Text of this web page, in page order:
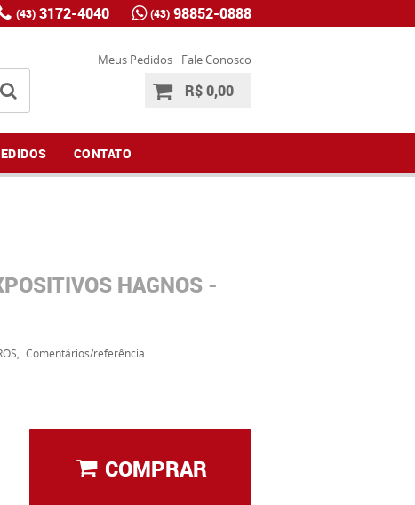
(43) 3172-4040 (43) 98852-0888
Meus Pedidos Fale Conosco
R$ 0,00
CONTATO
HAGNOS -
Comentários/referência
COMPRAR